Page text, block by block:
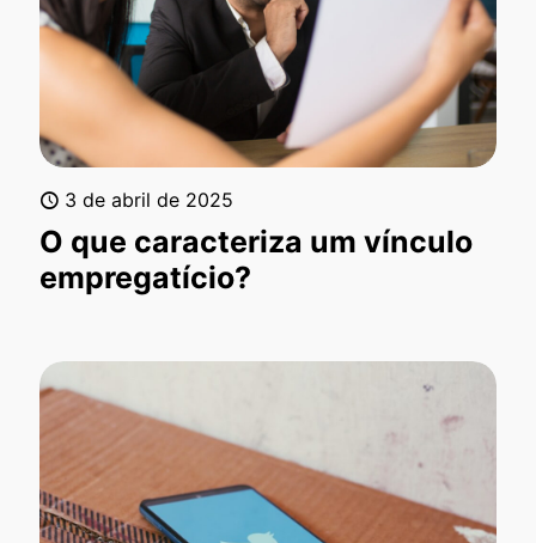
3 de abril de 2025
O que caracteriza um vínculo
empregatício?